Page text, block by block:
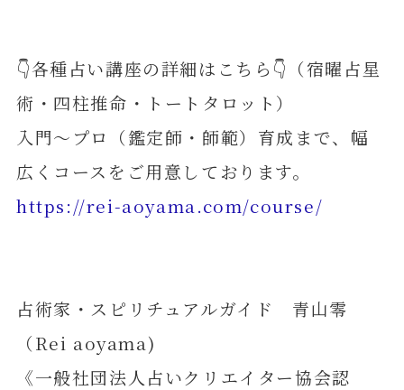
👇各種占い講座の詳細はこちら👇（宿曜占星
術・四柱推命・トートタロット）
入門～プロ（鑑定師・師範）育成まで、幅
広くコースをご用意しております。
https://rei-aoyama.com/course/
占術家・スピリチュアルガイド 青山零
（Rei aoyama)
《一般社団法人占いクリエイター協会認